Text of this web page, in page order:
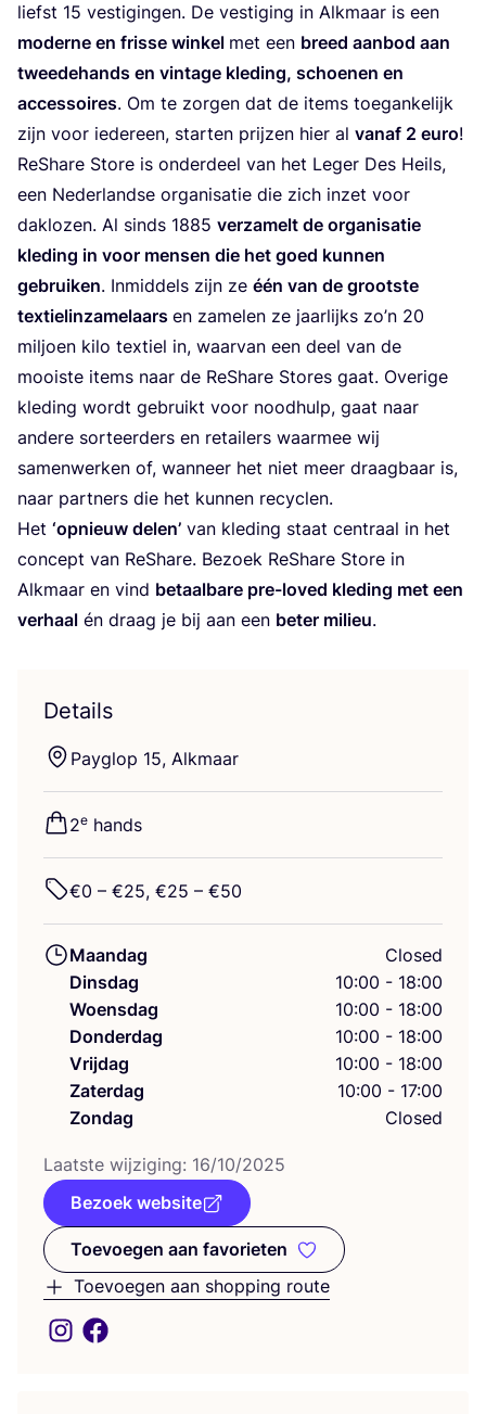
liefst 15 ves­ti­gin­gen. De ves­ti­ging in Alkmaar is een
moder­ne en fris­se win­kel met een breed aan­bod aan
twee­de­hands en vin­ta­ge kle­ding, schoe­nen en
acces­soi­res. Om te zor­gen dat de items toe­gan­ke­lijk
zijn voor ieder­een, star­ten prij­zen hier al van­af 2 euro!
ReS­ha­re Sto­re is onder­deel van het Leger Des Heils,
een Neder­land­se orga­ni­sa­tie die zich inzet voor
dak­lo­zen. Al sinds 1885 ver­za­melt de orga­ni­sa­tie
kle­ding in voor men­sen die het goed kun­nen
gebrui­ken. Inmid­dels zijn ze één van de groot­ste
tex­tiel­in­za­me­laars en zame­len ze jaar­lijks zo’n 20
mil­joen kilo tex­tiel in, waar­van een deel van de
mooi­ste items naar de ReS­ha­re Sto­res gaat. Ove­ri­ge
kle­ding wordt gebruikt voor nood­hulp, gaat naar
ande­re sor­teer­ders en retai­lers waar­mee wij
samen­wer­ken of, wan­neer het niet meer draag­baar is,
naar part­ners die het kun­nen recyclen.
Het ‘opnieuw delen’ van kle­ding staat cen­traal in het
con­cept van ReS­ha­re. Bezoek ReS­ha­re Sto­re in
Alkmaar en vind betaal­ba­re pre-loved kle­ding met een
ver­haal én draag je bij aan een beter mili­eu.
Details
Pay­g­lop 15, Alkmaar
2e hands
€0 – €25, €25 – €50
Maandag
Closed
Dinsdag
10:00 - 18:00
Woensdag
10:00 - 18:00
Donderdag
10:00 - 18:00
Vrijdag
10:00 - 18:00
Zaterdag
10:00 - 17:00
Zondag
Closed
Laat­ste wij­zi­ging: 16/10/2025
Bezoek website
Toevoegen aan favorieten
Toevoegen aan favorieten
Toevoegen aan shopping route